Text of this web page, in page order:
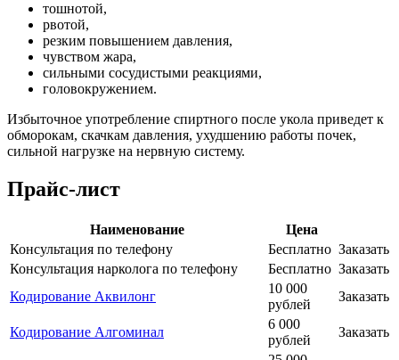
тошнотой,
рвотой,
резким повышением давления,
чувством жара,
сильными сосудистыми реакциями,
головокружением.
Избыточное употребление спиртного после укола приведет к
обморокам, скачкам давления, ухудшению работы почек,
сильной нагрузке на нервную систему.
Прайс-лист
Наименование
Цена
Консультация по телефону
Бесплатно Заказать
Консультация нарколога по телефону
Бесплатно Заказать
Кодирование Аквилонг
10 000
рублей
Заказать
Кодирование Алгоминал
6 000
рублей
Заказать